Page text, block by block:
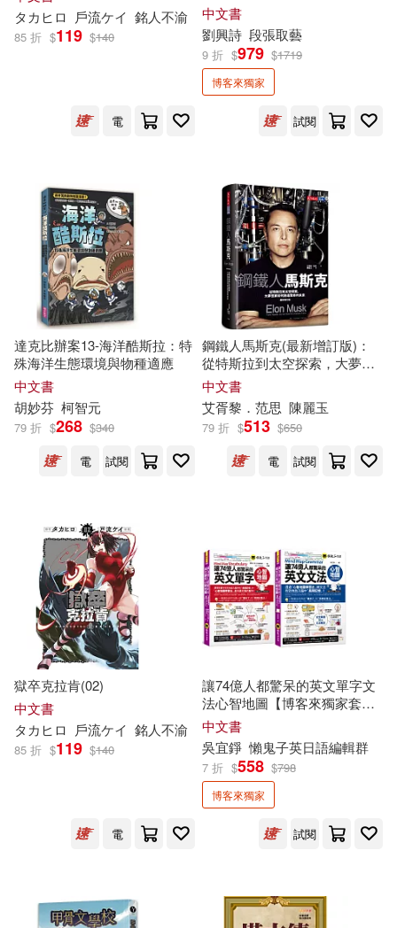
硬梨菜(18) 謝鑫(18)
（加）西頓(18)
新小牛頓‧少年牛頓 ‧牛頓教科書編
東野圭吾(17) 楊楊(17)
楊鵬(17) 浙江省博物館(17)
王培(17) 陳先達(17)
（法）拉封丹(17)
（美）傑克·倫敦(17)
A.J. Low(16)
不二涼介(16) 何政廣(16)
克里希那穆提(16)
埃里希．佛洛姆(16)
安德魯．克萊門斯(16)
德國合一弟兄會(16)
武漢大學出版社(126)
上海交通大學出版社(125)
九州出版社(123)
光明日報出版社(123)
ツインクル(122)
哈爾濱工業大學出版社(122)
生活‧讀書‧新知三聯書店(122)
講談社(122)
上海文藝出版社(121)
世一(121)
PENTATONE(120)
長鴻出版社(120)
タカヒロ 戶流ケイ 銘人不渝
85 折 $119 $140
電
時光」陶瓷馬克杯)
中文書
劉興詩 段張取藝
9 折 $979 $1719
博客來獨家
試閱
達克比辦案13-海洋酷斯拉：特
殊海洋生態環境與物種適應
中文書
胡妙芬 柯智元
79 折 $268 $340
電
試閱
鋼鐵人馬斯克(最新增訂版)：
從特斯拉到太空探索，大夢想
家如何創造驚奇的未來
中文書
艾胥黎．范思 陳麗玉
79 折 $513 $650
電
試閱
獄卒克拉肯(02)
中文書
タカヒロ 戶流ケイ 銘人不渝
85 折 $119 $140
電
讓74億人都驚呆的英文單字文
法心智地圖【博客來獨家套
書】(2書+17張單字心智地圖拉
頁 +10張文法心智地圖拉頁+文
法教學影片+「Youtor App」內
含VRP虛擬點讀筆)
中文書
吳宜錚 懶鬼子英日語編輯群
7 折 $558 $798
博客來獨家
試閱